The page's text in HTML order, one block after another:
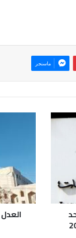
ماسنجر
ع
ق
و